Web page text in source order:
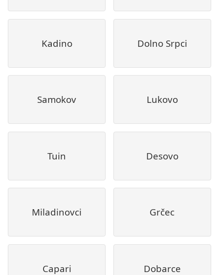
Kadino Dolno Srpci
Samokov Lukovo
Tuin Desovo
Miladinovci Grčec
Capari Dobarce